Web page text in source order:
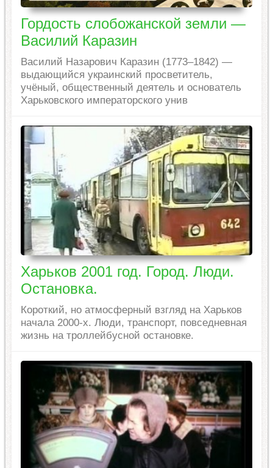
Гордость слобожанской земли —
Василий Каразин
Василий Назарович Каразин (1773–1842) —
выдающийся украинский просветитель,
учёный, общественный деятель и основатель
Харьковского императорского унив
Харьков 2001 год. Город. Люди.
Остановка.
Короткий, но атмосферный взгляд на Харьков
начала 2000-х. Люди, транспорт, повседневная
жизнь на троллейбусной остановке.